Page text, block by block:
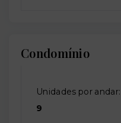
Condomínio
Unidades por andar:
9